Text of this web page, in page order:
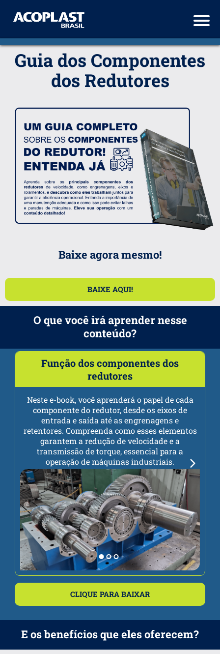
Guia dos Componentes
dos Redutores
Baixe agora mesmo!
BAIXE AQUI!
O que você irá aprender nesse
conteúdo?
Função dos componentes dos
redutores
Neste e-book, você aprenderá o papel de cada
componente do redutor, desde os eixos de
entrada e saída até as engrenagens e
retentores. Compreenda como esses elementos
garantem a redução de velocidade e a
transmissão de torque, essencial para a
operação de máquinas industriais.
CLIQUE PARA BAIXAR
E os benefícios que eles oferecem?